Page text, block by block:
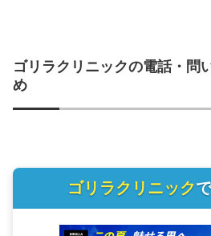
ゴリラクリニックの電話・問
め
ゴリラクリニック